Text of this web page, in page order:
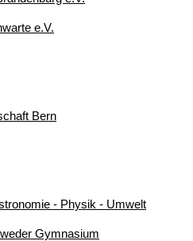
e.V.
Bern
- Physik - Umwelt
Gymnasium